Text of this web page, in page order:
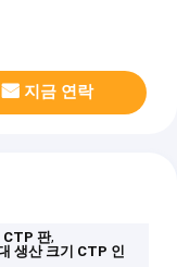
지금 연락
CTP 판,
생산 크기 CTP 인